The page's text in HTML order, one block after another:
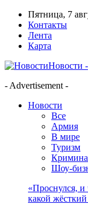
Пятница, 7
Контакты
Лента
Карта
Новости -
- Advertisement -
Новости
Все
Армия
В мире
Туризм
Шоу-
«Проснулся, и
какой